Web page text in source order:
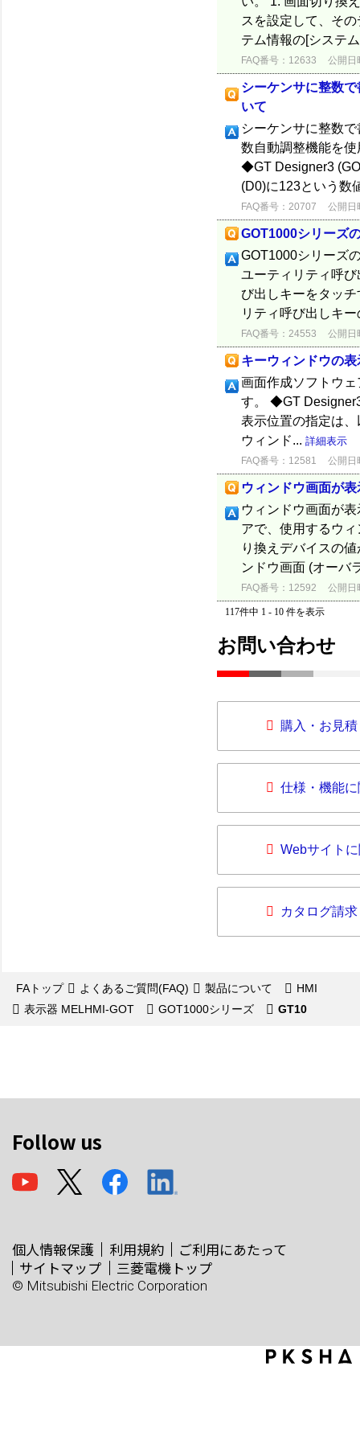
スを設定して、そ
テム情報の[システ
FAQ番号：12633 公開日
シーケンサに整数
いて
シーケンサに整数
数自動調整機能を
◆GT Designer3
(D0)に123という数
FAQ番号：20707 公開日
GOT1000シリーズ
GOT1000シリーズ
ユーティリティ呼
び出しキーをタッ
リティ呼び出しキ
FAQ番号：24553 公開日
キーウィンドウの
画面作成ソフトウ
す。 ◆GT
表示位置の指定は
ウィンド... 詳細表示
FAQ番号：12581 公開日
ウィンドウ画面が
ウィンドウ画面が
アで、使用するウ
り換えデバイスの
ンドウ画面 (オーバ
FAQ番号：12592 公開日
117件中 1 - 10 件を表示
お問い合わせ
購入・お見
仕様・機能
Webサイト
カタログ請求
FAトップ よくあるご質問(FAQ) 製品について
HMI
表示器 MELHMI-GOT
GOT1000シリーズ GT10
Follow us
個人情報保護 利用規約
ご利用にあたって
サイトマップ
三菱電機トップ
© Mitsubishi Electric Corporation